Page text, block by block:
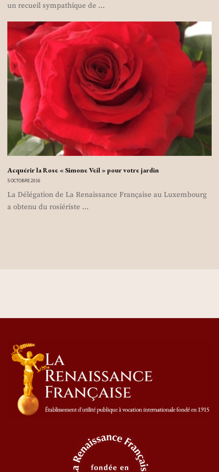
un recueil sympathique de …
Acquérir la Rose « Simone Veil » pour votre jardin
5 OCTOBRE 2016
La Délégation de La Renaissance Française au Luxembourg
a obtenu du rosiériste …